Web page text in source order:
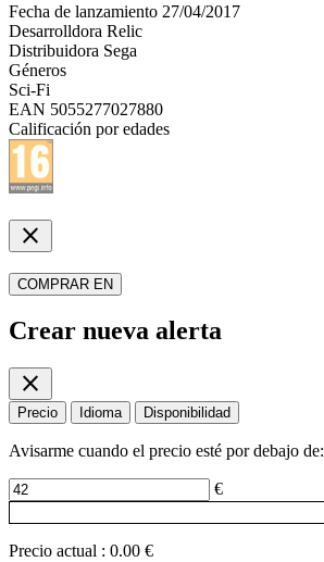
Fecha de lanzamiento 27/04/2017
Desarrolldora Relic
Distribuidora Sega
Géneros
Sci-Fi
EAN 5055277027880
Calificación por edades
close
COMPRAR EN
Crear nueva alerta
close
Precio Idioma Disponibilidad
Avisarme cuando el precio esté por debajo de:
€
Precio actual : 0.00 €